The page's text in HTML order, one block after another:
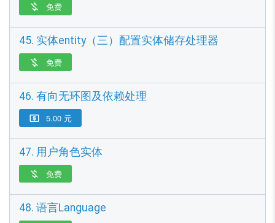
 免费
45. 实体entity（三）配置实体储存处理器
 免费
46. 有向无环图及依赖处理
 5.00 元
47. 用户角色实体
 免费
48. 语言Language